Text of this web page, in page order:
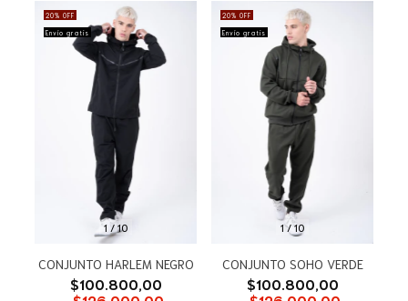
1 / 10
20% OFF
Envío gratis
CONJUNTO HARLEM NEGRO
$100.800,00
1/10
20% OFF
Envío gratis
CONJUNTO SOHO VERDE
$100.800,00